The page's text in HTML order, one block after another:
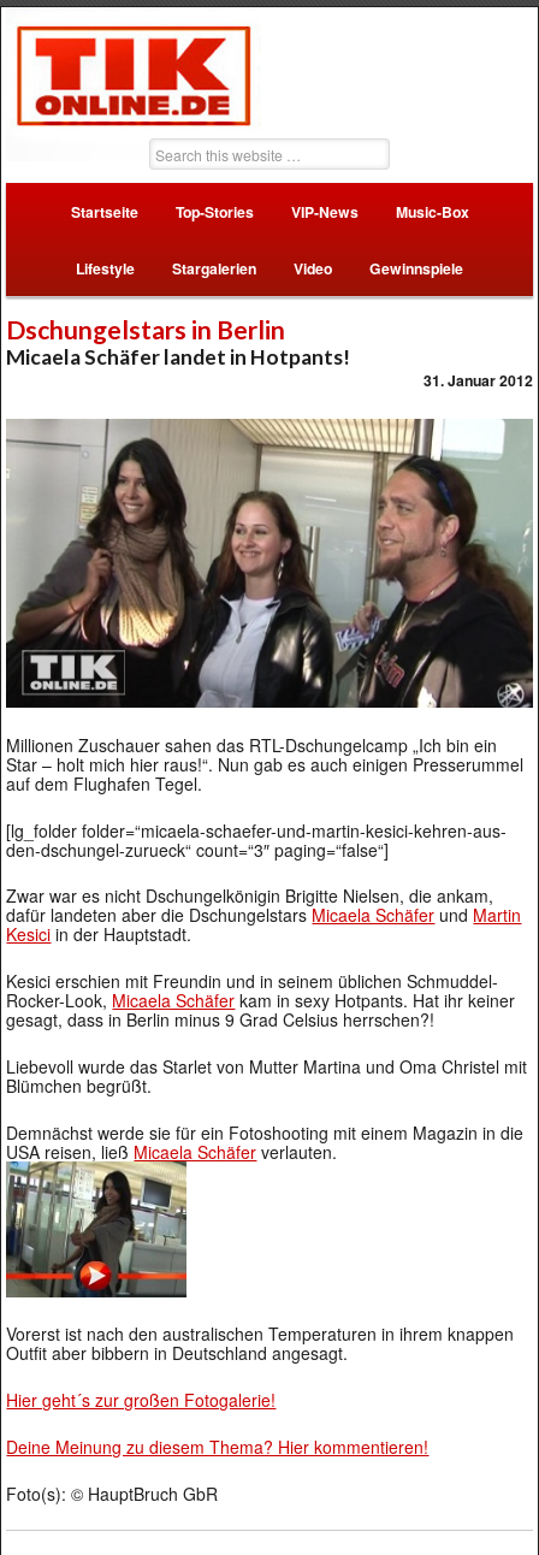
Startseite Top-Stories VIP-News Music-Box
Lifestyle Stargalerien Video Gewinnspiele
Dschungelstars in Berlin
Micaela Schäfer landet in Hotpants!
31. Januar 2012
Millionen Zuschauer sahen das RTL-Dschungelcamp „Ich bin ein
Star – holt mich hier raus!“. Nun gab es auch einigen Presserummel
auf dem Flughafen Tegel.
[lg_folder folder=“micaela-schaefer-und-martin-kesici-kehren-aus-
den-dschungel-zurueck“ count=“3″ paging=“false“]
Zwar war es nicht Dschungelkönigin Brigitte Nielsen, die ankam,
dafür landeten aber die Dschungelstars Micaela Schäfer und Martin
Kesici in der Hauptstadt.
Kesici erschien mit Freundin und in seinem üblichen Schmuddel-
Rocker-Look, Micaela Schäfer kam in sexy Hotpants. Hat ihr keiner
gesagt, dass in Berlin minus 9 Grad Celsius herrschen?!
Liebevoll wurde das Starlet von Mutter Martina und Oma Christel mit
Blümchen begrüßt.
Demnächst werde sie für ein Fotoshooting mit einem Magazin in die
USA reisen, ließ Micaela Schäfer verlauten.
Vorerst ist nach den australischen Temperaturen in ihrem knappen
Outfit aber bibbern in Deutschland angesagt.
Hier geht´s zur großen Fotogalerie!
Deine Meinung zu diesem Thema? Hier kommentieren!
Foto(s): © HauptBruch GbR